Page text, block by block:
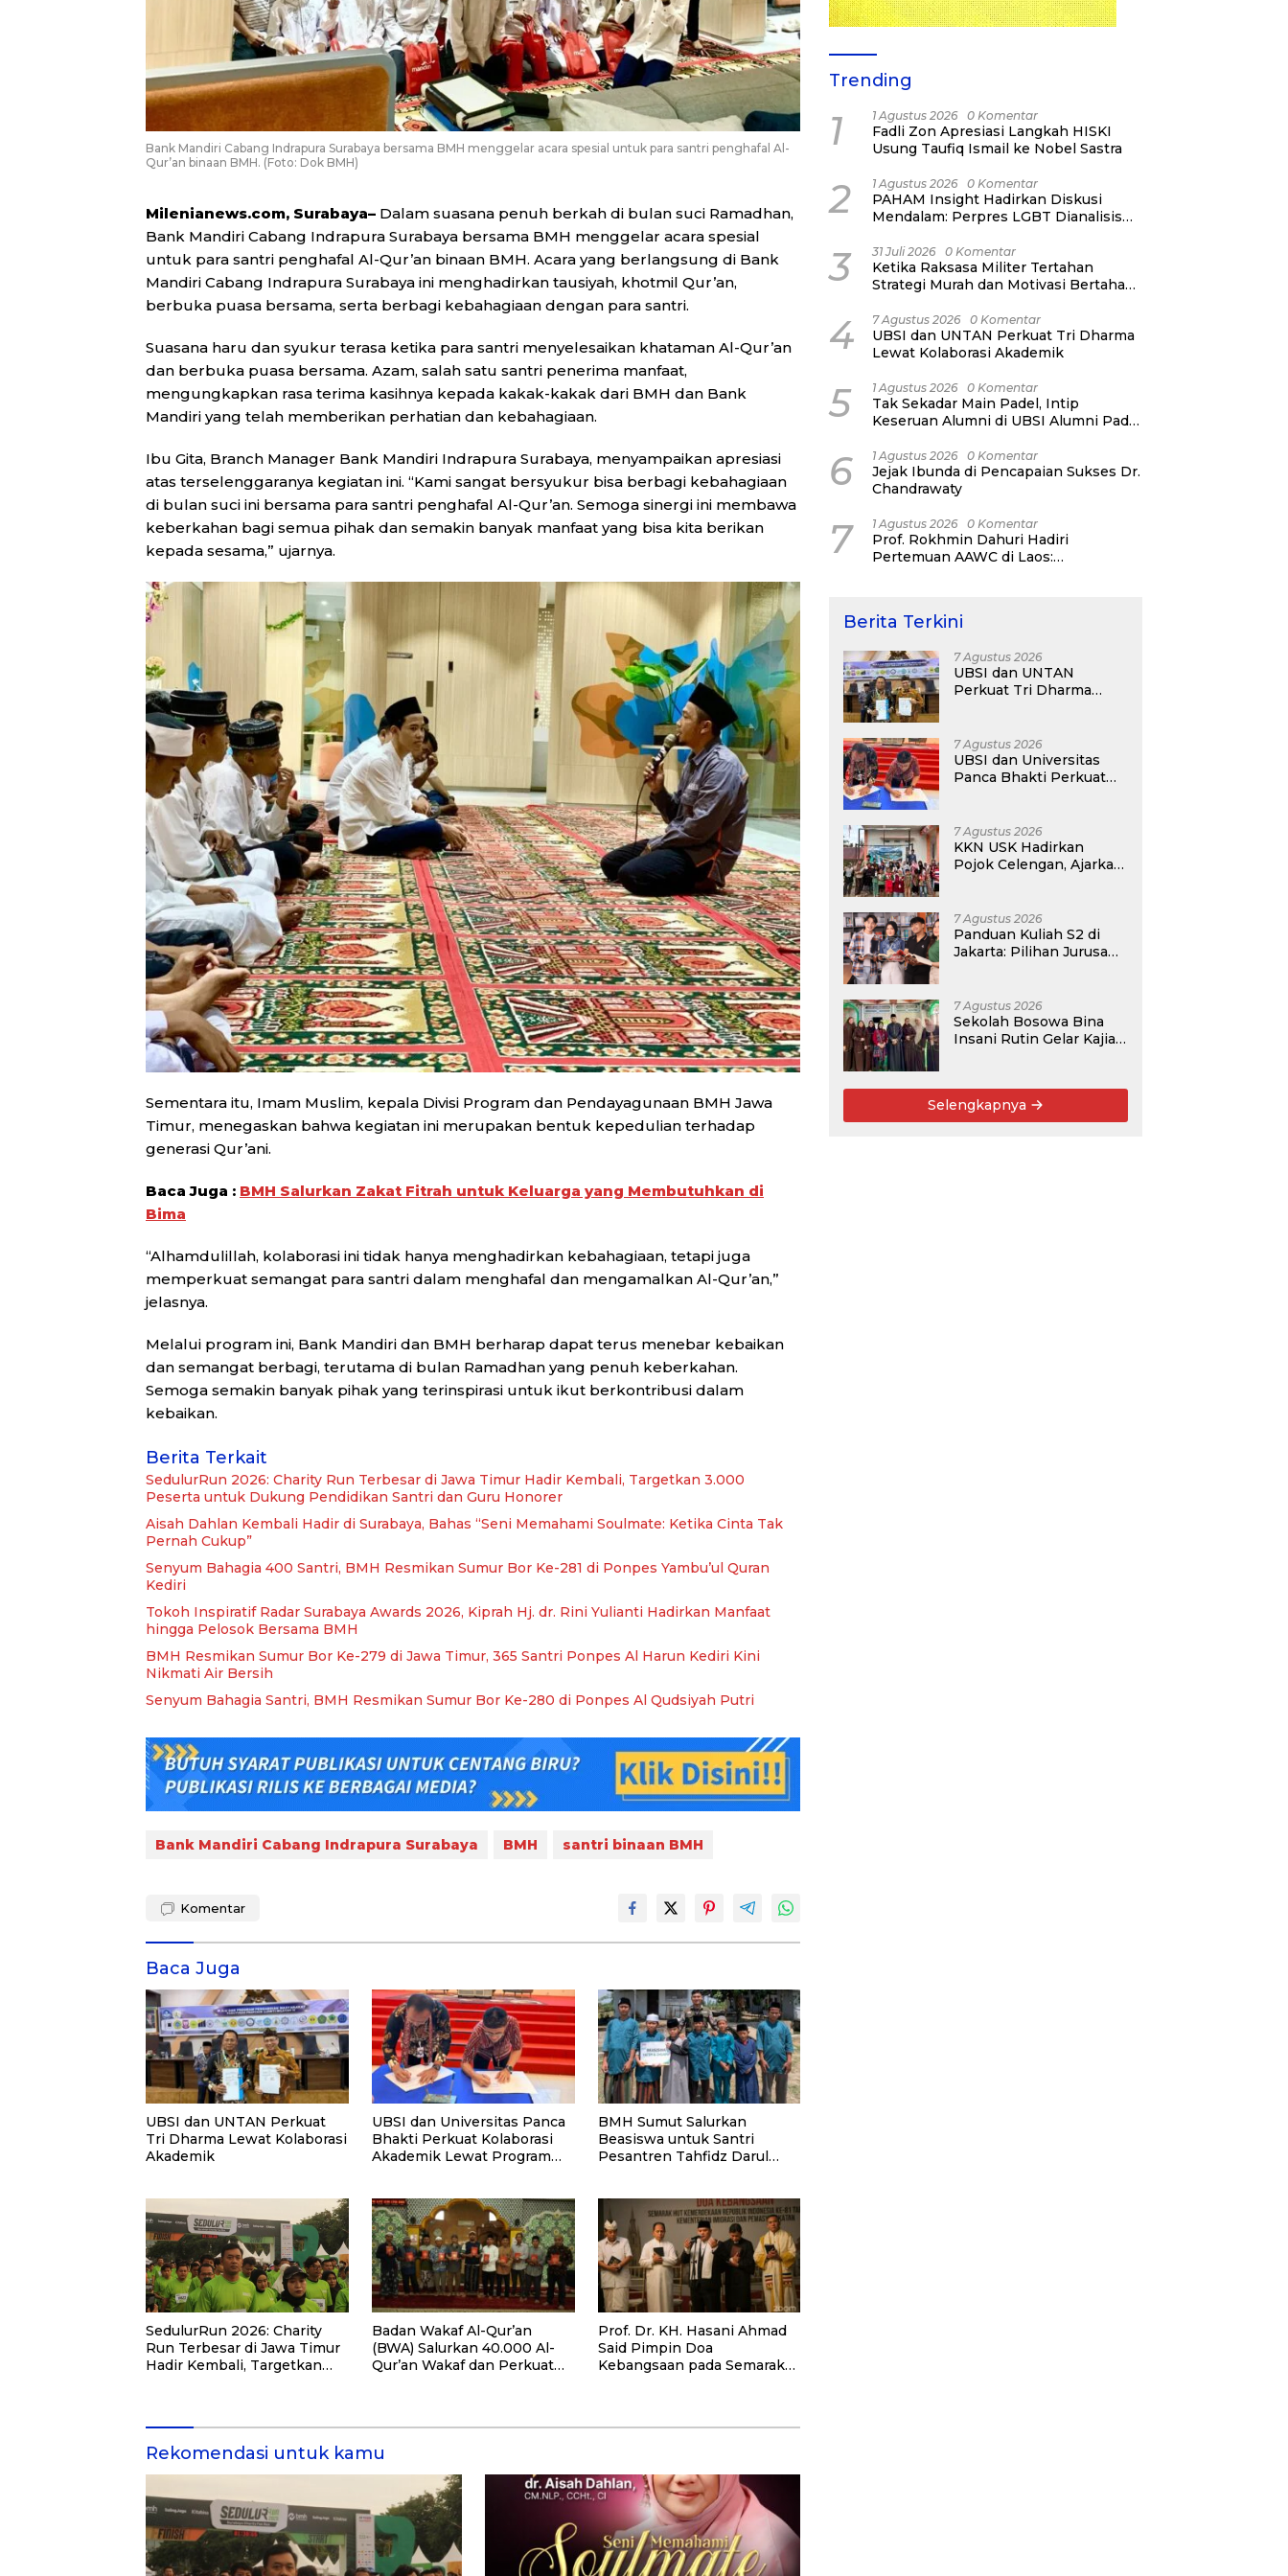
Bank Mandiri Cabang Indrapura Surabaya bersama BMH menggelar acara spesial untuk para santri penghafal Al-
Qur’an binaan BMH. (Foto: Dok BMH)
Milenianews.com, Surabaya– Dalam suasana penuh berkah di bulan suci Ramadhan,
Bank Mandiri Cabang Indrapura Surabaya bersama BMH menggelar acara spesial
untuk para santri penghafal Al-Qur’an binaan BMH. Acara yang berlangsung di Bank
Mandiri Cabang Indrapura Surabaya ini menghadirkan tausiyah, khotmil Qur’an,
berbuka puasa bersama, serta berbagi kebahagiaan dengan para santri.
Suasana haru dan syukur terasa ketika para santri menyelesaikan khataman Al-Qur’an
dan berbuka puasa bersama. Azam, salah satu santri penerima manfaat,
mengungkapkan rasa terima kasihnya kepada kakak-kakak dari BMH dan Bank
Mandiri yang telah memberikan perhatian dan kebahagiaan.
Ibu Gita, Branch Manager Bank Mandiri Indrapura Surabaya, menyampaikan apresiasi
atas terselenggaranya kegiatan ini. “Kami sangat bersyukur bisa berbagi kebahagiaan
di bulan suci ini bersama para santri penghafal Al-Qur’an. Semoga sinergi ini membawa
keberkahan bagi semua pihak dan semakin banyak manfaat yang bisa kita berikan
kepada sesama,” ujarnya.
Sementara itu, Imam Muslim, kepala Divisi Program dan Pendayagunaan BMH Jawa
Timur, menegaskan bahwa kegiatan ini merupakan bentuk kepedulian terhadap
generasi Qur’ani.
Baca Juga : BMH Salurkan Zakat Fitrah untuk Keluarga yang Membutuhkan di
Bima
“Alhamdulillah, kolaborasi ini tidak hanya menghadirkan kebahagiaan, tetapi juga
memperkuat semangat para santri dalam menghafal dan mengamalkan Al-Qur’an,”
jelasnya.
Melalui program ini, Bank Mandiri dan BMH berharap dapat terus menebar kebaikan
dan semangat berbagi, terutama di bulan Ramadhan yang penuh keberkahan.
Semoga semakin banyak pihak yang terinspirasi untuk ikut berkontribusi dalam
kebaikan.
Berita Terkait
SedulurRun 2026: Charity Run Terbesar di Jawa Timur Hadir Kembali, Targetkan 3.000
Peserta untuk Dukung Pendidikan Santri dan Guru Honorer
Aisah Dahlan Kembali Hadir di Surabaya, Bahas “Seni Memahami Soulmate: Ketika Cinta Tak
Pernah Cukup”
Senyum Bahagia 400 Santri, BMH Resmikan Sumur Bor Ke-281 di Ponpes Yambu’ul Quran
Kediri
Tokoh Inspiratif Radar Surabaya Awards 2026, Kiprah Hj. dr. Rini Yulianti Hadirkan Manfaat
hingga Pelosok Bersama BMH
BMH Resmikan Sumur Bor Ke-279 di Jawa Timur, 365 Santri Ponpes Al Harun Kediri Kini
Nikmati Air Bersih
Senyum Bahagia Santri, BMH Resmikan Sumur Bor Ke-280 di Ponpes Al Qudsiyah Putri
Bank Mandiri Cabang Indrapura Surabaya BMH santri binaan BMH
Komentar
Baca Juga
UBSI dan UNTAN Perkuat
Tri Dharma Lewat Kolaborasi
Akademik
UBSI dan Universitas Panca
Bhakti Perkuat Kolaborasi
Akademik Lewat Program
BMH Sumut Salurkan
Beasiswa untuk Santri
Pesantren Tahfidz Darul
SedulurRun 2026: Charity
Run Terbesar di Jawa Timur
Hadir Kembali, Targetkan
Badan Wakaf Al-Qur’an
(BWA) Salurkan 40.000 Al-
Qur’an Wakaf dan Perkuat
Prof. Dr. KH. Hasani Ahmad
Said Pimpin Doa
Kebangsaan pada Semarak
Rekomendasi untuk kamu
Trending
1 1 Agustus 2026 0 Komentar
Fadli Zon Apresiasi Langkah HISKI
Usung Taufiq Ismail ke Nobel Sastra
2 1 Agustus 2026 0 Komentar
PAHAM Insight Hadirkan Diskusi
Mendalam: Perpres LGBT Dianalisis
Bukan Ancaman Individual
3 31 Juli 2026 0 Komentar
Ketika Raksasa Militer Tertahan
Strategi Murah dan Motivasi Bertahan
4 7 Agustus 2026 0 Komentar
UBSI dan UNTAN Perkuat Tri Dharma
Lewat Kolaborasi Akademik
5 1 Agustus 2026 0 Komentar
Tak Sekadar Main Padel, Intip
Keseruan Alumni di UBSI Alumni Padel
6 1 Agustus 2026 0 Komentar
Jejak Ibunda di Pencapaian Sukses Dr.
Chandrawaty
7 1 Agustus 2026 0 Komentar
Prof. Rokhmin Dahuri Hadiri
Pertemuan AAWC di Laos:
Berita Terkini
7 Agustus 2026
UBSI dan UNTAN
Perkuat Tri Dharma
7 Agustus 2026
UBSI dan Universitas
Panca Bhakti Perkuat
7 Agustus 2026
KKN USK Hadirkan
Pojok Celengan, Ajarkan
7 Agustus 2026
Panduan Kuliah S2 di
Jakarta: Pilihan Jurusan,
7 Agustus 2026
Sekolah Bosowa Bina
Insani Rutin Gelar Kajian
Umum
Selengkapnya